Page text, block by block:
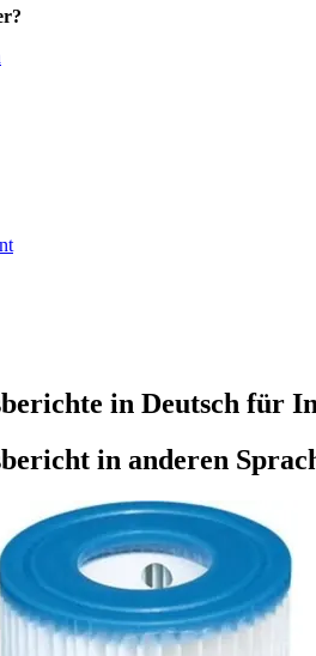
in Deutsch für
in anderen